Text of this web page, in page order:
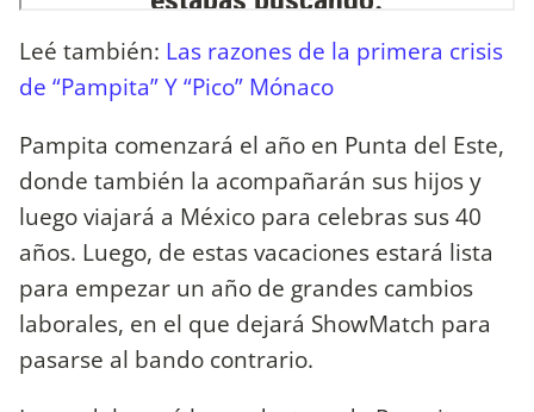
Leé también: Las razones de la primera crisis
de “Pampita” Y “Pico” Mónaco
Pampita comenzará el año en Punta del Este,
donde también la acompañarán sus hijos y
luego viajará a México para celebras sus 40
años. Luego, de estas vacaciones estará lista
para empezar un año de grandes cambios
laborales, en el que dejará ShowMatch para
pasarse al bando contrario.